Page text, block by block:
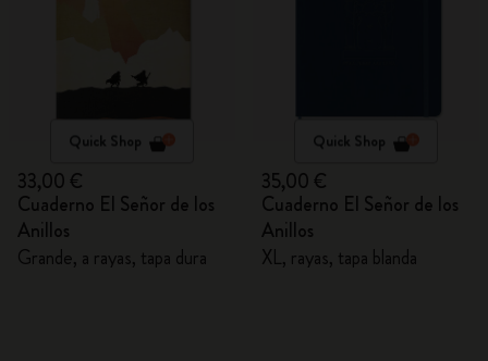
Quick Shop
33,00 €
Cuaderno El Señor de los
Anillos
Grande, a rayas, tapa dura
Quick Shop
35,00 €
Cuaderno El Señor de los
Anillos
XL, rayas, tapa blanda